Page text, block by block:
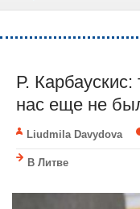
Р.
нас еще не
Liudmila Davydova
В Литве